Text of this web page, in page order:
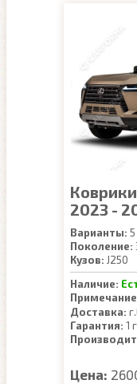
2023 -
Варианты:
Поколение:
Кузов: J250
Наличие:
Доставка:
Гарантия: 1
Цена: